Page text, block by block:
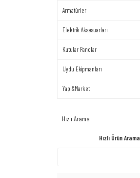
Armatürler
Elektrik Aksesuarları
Kutular Panolar
Uydu Ekipmanları
Yapı&Market
Hızlı Arama
Hızlı Ürün Arama